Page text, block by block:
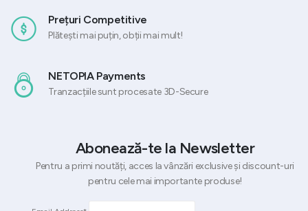
Prețuri Competitive
Plătești mai puțin, obții mai mult!
NETOPIA Payments
Tranzacțiile sunt procesate 3D-Secure
Abonează-te la Newsletter
Pentru a primi noutăți, acces la vânzări exclusive și discount-uri
pentru cele mai importante produse!